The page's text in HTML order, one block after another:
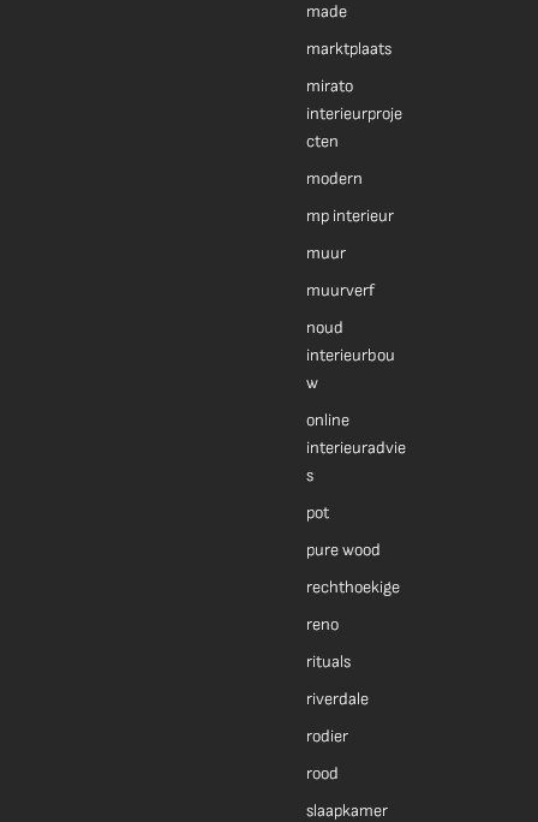
made
marktplaats
mirato
interieurproje
cten
modern
mp interieur
muur
muurverf
noud
interieurbou
w
online
interieuradvie
s
pot
pure wood
rechthoekige
reno
rituals
riverdale
rodier
rood
slaapkamer